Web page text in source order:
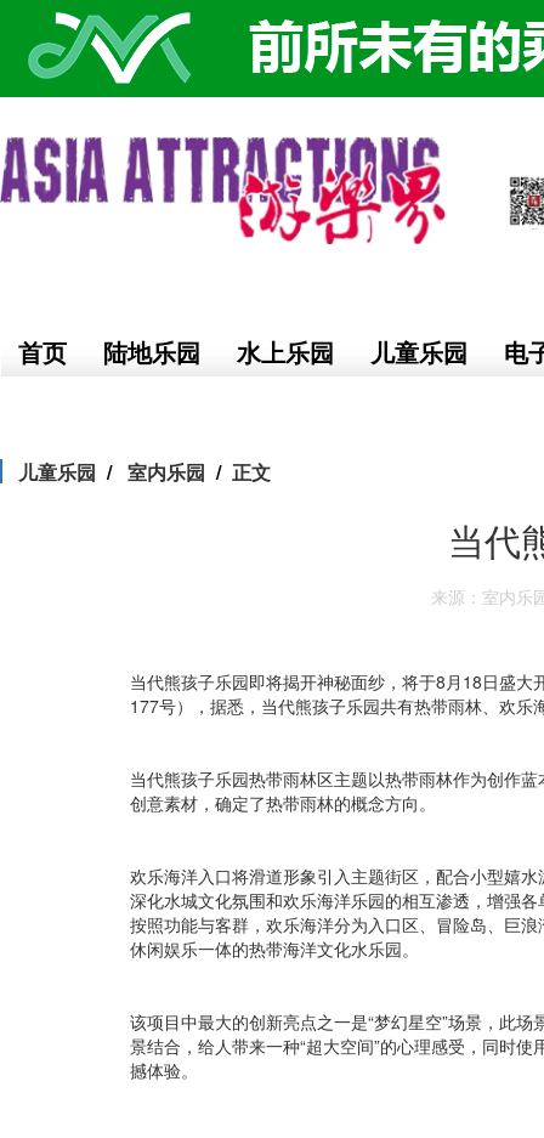
首页 陆地乐园 水上乐园 儿童乐园 电
儿童乐园 室内乐园 正文
当代
来源：室内乐
当代熊孩子乐园即将揭开神秘面纱，将于8月18日盛
177号），据悉，当代熊孩子乐园共有热带雨林、欢乐
当代熊孩子乐园热带雨林区主题以热带雨林作为创作
创意素材，确定了热带雨林的概念方向。
欢乐海洋入口将滑道形象引入主题街区，配合小型嬉
深化水城文化氛围和欢乐海洋乐园的相互渗透，增强
按照功能与客群，欢乐海洋分为入口区、冒险岛、巨
休闲娱乐一体的热带海洋文化水乐园。
该项目中最大的创新亮点之一是“梦幻星空”场景，此
景结合，给人带来一种“超大空间”的心理感受，同时
撼体验。